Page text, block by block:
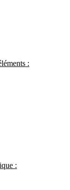
:
: